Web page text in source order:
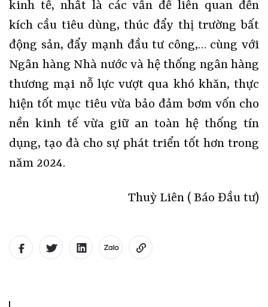
kinh tế, nhất là các vấn đề liên quan đến
kích cầu tiêu dùng, thúc đẩy thị trường bất
động sản, đẩy mạnh đầu tư công,… cùng với
Ngân hàng Nhà nước và hệ thống ngân hàng
thương mại nỗ lực vượt qua khó khăn, thực
hiện tốt mục tiêu vừa bảo đảm bơm vốn cho
nền kinh tế vừa giữ an toàn hệ thống tín
dụng, tạo đà cho sự phát triển tốt hơn trong
năm 2024.
Thuỳ Liên ( Báo Đầu tư)